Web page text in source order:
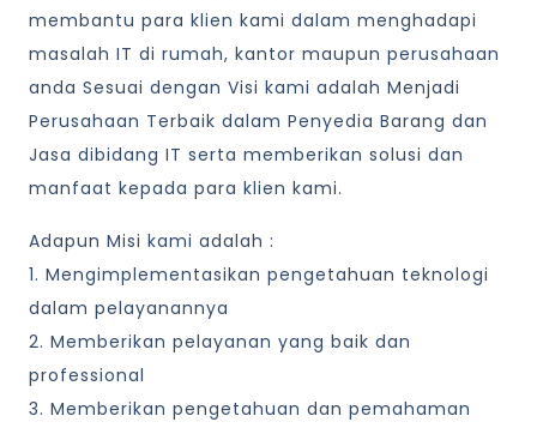
membantu para klien kami dalam menghadapi
masalah IT di rumah, kantor maupun perusahaan
anda Sesuai dengan Visi kami adalah Menjadi
Perusahaan Terbaik dalam Penyedia Barang dan
Jasa dibidang IT serta memberikan solusi dan
manfaat kepada para klien kami.
Adapun Misi kami adalah :
1. Mengimplementasikan pengetahuan teknologi
dalam pelayanannya
2. Memberikan pelayanan yang baik dan
professional
3. Memberikan pengetahuan dan pemahaman